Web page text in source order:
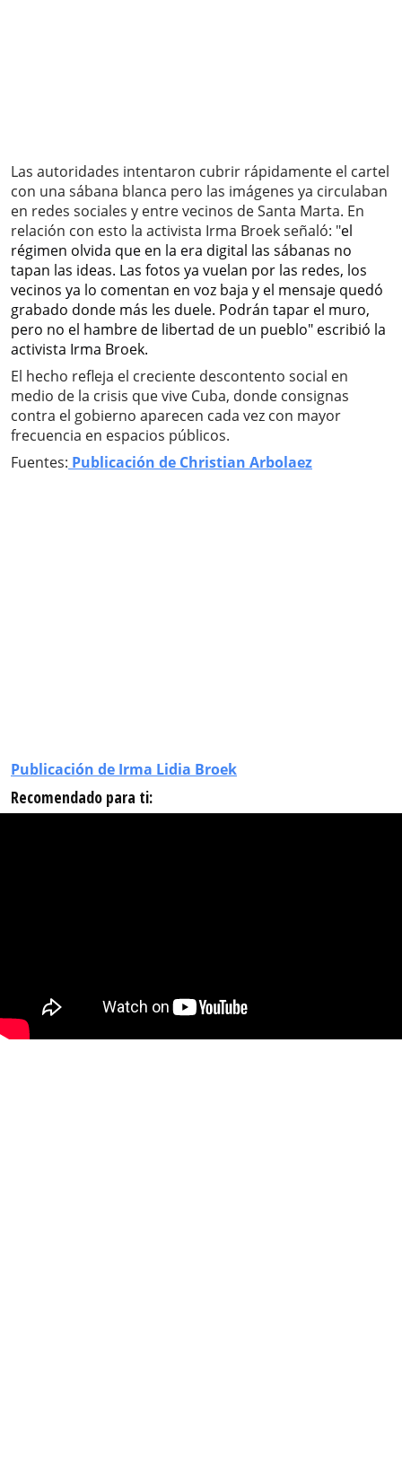
Las autoridades intentaron cubrir rápidamente el cartel
con una sábana blanca pero las imágenes ya circulaban
en redes sociales y entre vecinos de Santa Marta. En
relación con esto la activista Irma Broek señaló: "el
régimen olvida que en la era digital las sábanas no
tapan las ideas. Las fotos ya vuelan por las redes, los
vecinos ya lo comentan en voz baja y el mensaje quedó
grabado donde más les duele. Podrán tapar el muro,
pero no el hambre de libertad de un pueblo" escribió la
activista Irma Broek.
El hecho refleja el creciente descontento social en
medio de la crisis que vive Cuba, donde consignas
contra el gobierno aparecen cada vez con mayor
frecuencia en espacios públicos.
Fuentes: Publicación de Christian Arbolaez
Publicación de Irma Lidia Broek
Recomendado para ti: